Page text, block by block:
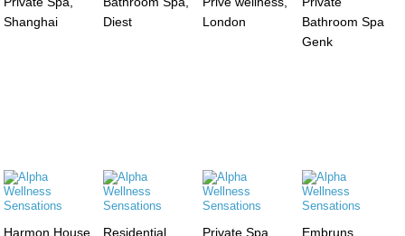
Shanghai
Diest
London
Bathroom Spa
Genk
Harmon House
Residential
Private Spa,
Embruns,